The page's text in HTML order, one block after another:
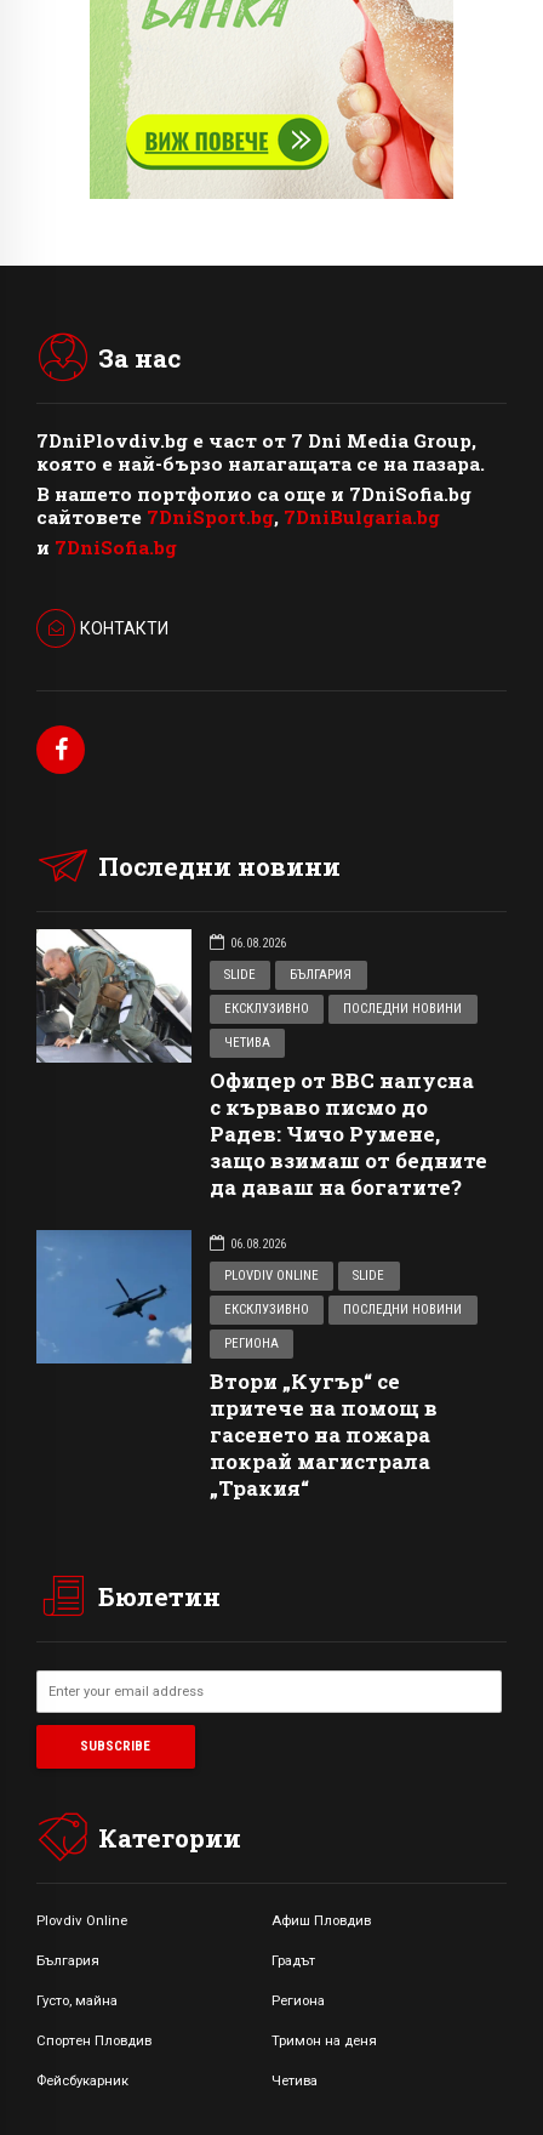
За нас
7DniPlovdiv.bg e част от 7 Dni Media Group,
която е най-бързо налагащата се на пазара.
В нашето портфолио са още и 7DniSofia.bg
сайтовете 7DniSport.bg, 7DniBulgaria.bg
и 7DniSofia.bg
КОНТАКТИ
Последни новини
06.08.2026
SLIDE
БЪЛГАРИЯ
ЕКСКЛУЗИВНО ПОСЛЕДНИ НОВИНИ
ЧЕТИВА
Офицер от ВВС напусна
с кърваво писмо до
Радев: Чичо Румене,
защо взимаш от бедните
да даваш на богатите?
06.08.2026
PLOVDIV ONLINE
SLIDE
ЕКСКЛУЗИВНО ПОСЛЕДНИ НОВИНИ
РЕГИОНА
Втори „Кугър“ се
притече на помощ в
гасенето на пожара
покрай магистрала
„Тракия“
Бюлетин
Категории
Plovdiv Online Афиш Пловдив
България Градът
Густо, майна Региона
Спортен Пловдив Тримон на деня
Фейсбукарник Четива